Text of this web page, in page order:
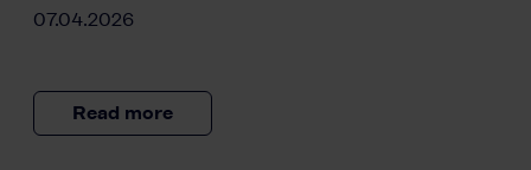
07.04.2026
Read more